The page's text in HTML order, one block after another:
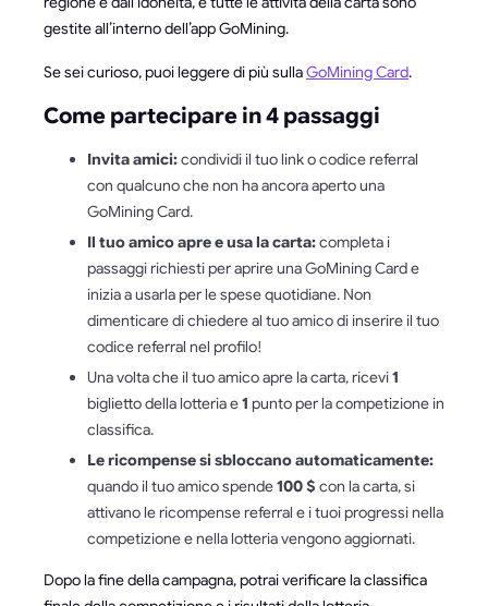
gestite all’interno dell’app GoMining.
Se sei curioso, puoi leggere di più sullaGoMining Card.
Come partecipare in 4 passaggi
Invita amici:condividi il tuo link o codice referral
con qualcuno che non ha ancora aperto una
GoMining Card.
Il tuo amico apre e usa la carta:completa i
passaggi richiesti per aprire una GoMining Card e
inizia a usarla per le spese quotidiane. Non
dimenticare di chiedere al tuo amico di inserire il tuo
codice referral nel profilo!
Una volta che il tuo amico apre la carta, ricevi1
biglietto della lotteria e1 punto per la competizione in
classifica.
Le ricompense si sbloccano automaticamente:
quando il tuo amico spende100 $ con la carta, si
attivano le ricompense referral e i tuoi progressi nella
competizione e nella lotteria vengono aggiornati.
Dopo la fine della campagna, potrai verificare la classifica